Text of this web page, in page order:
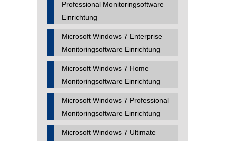
Professional Monitoringsoftware
Einrichtung
Microsoft Windows 7 Enterprise
Monitoringsoftware Einrichtung
Microsoft Windows 7 Home
Monitoringsoftware Einrichtung
Microsoft Windows 7 Professional
Monitoringsoftware Einrichtung
Microsoft Windows 7 Ultimate